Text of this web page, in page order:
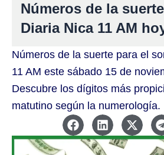
Números de la
Diaria Nica 11 AM
Números de la suerte para el
11 AM este sábado 15 de
Descubre los dígitos más
matutino según la numerología.